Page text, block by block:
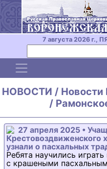
7 августа 2026 г.,
Toggle navigation
НОВОСТИ / Новости
/
27 апреля 2025 •
Крестовоздвиженского
узнали о пасхальных
Ребята научились
с крашеными